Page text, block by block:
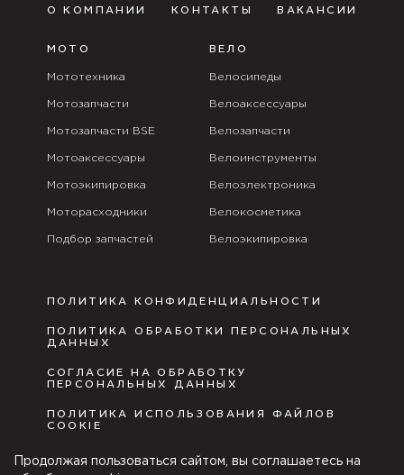
О КОМПАНИИ КОНТАКТЫ ВАКАНСИИ
МОТО
Мототехника
Мотозапчасти
Мотозапчасти BSE
Мотоаксессуары
Мотоэкипировка
Моторасходники
Подбор запчастей
ВЕЛО
Велосипеды
Велоаксессуары
Велозапчасти
Велоинструменты
Велоэлектроника
Велокосметика
Велоэкипировка
ПОЛИТИКА КОНФИДЕНЦИАЛЬНОСТИ
ПОЛИТИКА ОБРАБОТКИ ПЕРСОНАЛЬНЫХ
ДАННЫХ
СОГЛАСИЕ НА ОБРАБОТКУ
ПЕРСОНАЛЬНЫХ ДАННЫХ
ПОЛИТИКА ИСПОЛЬЗОВАНИЯ ФАЙЛОВ
COOKIE
ПУБЛИЧНАЯ ОФЕРТА
Продолжая пользоваться сайтом, вы соглашаетесь на